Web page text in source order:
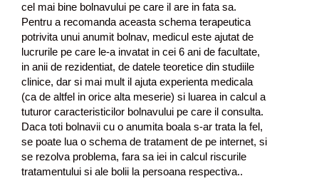
cel mai bine bolnavului pe care il are in fata sa.
Pentru a recomanda aceasta schema terapeutica
potrivita unui anumit bolnav, medicul este ajutat de
lucrurile pe care le-a invatat in cei 6 ani de facultate,
in anii de rezidentiat, de datele teoretice din studiile
clinice, dar si mai mult il ajuta experienta medicala
(ca de altfel in orice alta meserie) si luarea in calcul a
tuturor caracteristicilor bolnavului pe care il consulta.
Daca toti bolnavii cu o anumita boala s-ar trata la fel,
se poate lua o schema de tratament de pe internet, si
se rezolva problema, fara sa iei in calcul riscurile
tratamentului si ale bolii la persoana respectiva..